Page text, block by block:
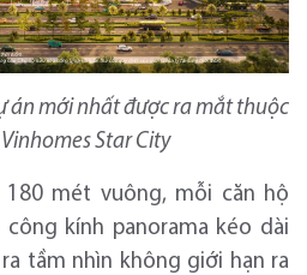
án mới nhất được ra mắt thuộc
Star City
mét vuông, mỗi căn hộ
kính panorama kéo dài
tầm nhìn không giới hạn ra